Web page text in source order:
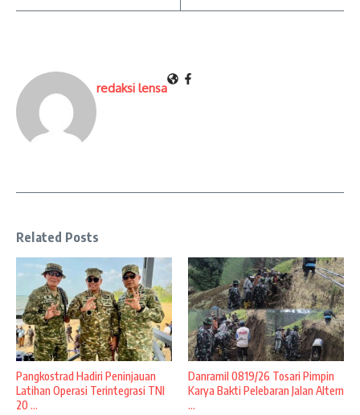
redaksi lensa
Related Posts
Pangkostrad Hadiri Peninjauan
Latihan Operasi Terintegrasi TNI
20 ...
Danramil 0819/26 Tosari Pimpin
Karya Bakti Pelebaran Jalan Altern
...